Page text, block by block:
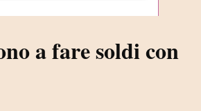
a fare soldi con